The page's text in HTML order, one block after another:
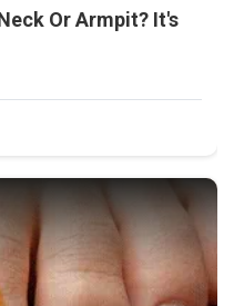
Or Armpit? It's